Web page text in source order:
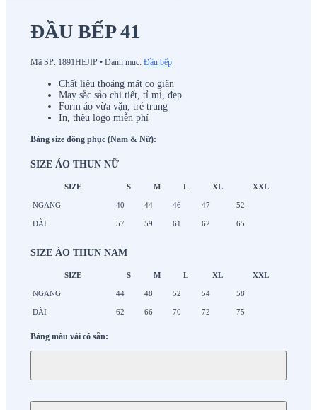
ĐẦU BẾP 41
Mã SP: 1891HEJIP • Danh mục: Đầu bếp
Chất liệu thoáng mát co giãn
May sắc sảo chi tiết, tỉ mỉ, đẹp
Form áo vừa vặn, trẻ trung
In, thêu logo miễn phí
Bảng size đồng phục (Nam & Nữ):
SIZE ÁO THUN NỮ
SIZE S M L XL XXL
NGANG 40 44 46 47 52
DÀI 57 59 61 62 65
SIZE ÁO THUN NAM
SIZE S M L XL XXL
NGANG 44 48 52 54 58
DÀI 62 66 70 72 75
Bảng màu vải có sẵn: